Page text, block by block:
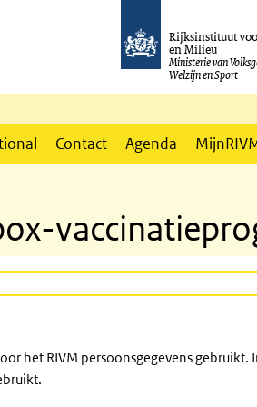
Rijksinstituut
en Milieu
Ministerie van
Welzijn en Sport
Contact Agenda
het RIVM persoonsgegevens gebruikt.